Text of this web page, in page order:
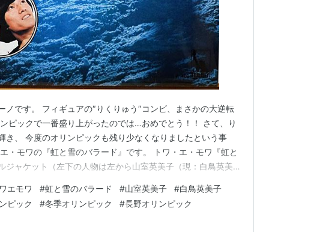
ノです。 フィギュアの″りくりゅう″コンビ、まさかの大逆転
ピックで一番盛り上がったのでは…おめでとう！！ さて、り
き、 今度のオリンピックも残り少なくなりましたという事
・モワの『虹と雪のバラード』です。 トワ・エ・モワ『虹と
ジャケット（左下の人物は左から山室英美子（現：白鳥英美
画との比較映像あり）。
エモワ #虹と雪のバラード #山室英美子 #白鳥英美子
ピック #冬季オリンピック #長野オリンピック